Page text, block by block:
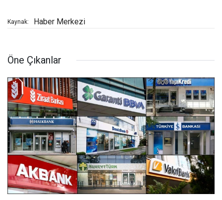
Kaynak: Haber Merkezi
Öne Çıkanlar